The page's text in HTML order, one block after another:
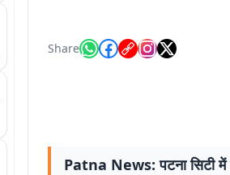
Share
Patna News: पटना सिटी में